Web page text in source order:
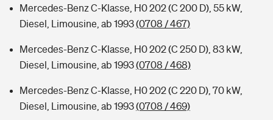
Sie haben Fragen?
Mercedes-Benz C-Klasse, H0 202 (C 200 D), 55 kW,
Diesel, Limousine, ab 1993(0708 / 467)
Mercedes-Benz C-Klasse, H0 202 (C 250 D), 83 kW,
Diesel, Limousine, ab 1993(0708 / 468)
Mercedes-Benz C-Klasse, H0 202 (C 220 D), 70 kW,
Diesel, Limousine, ab 1993(0708 / 469)